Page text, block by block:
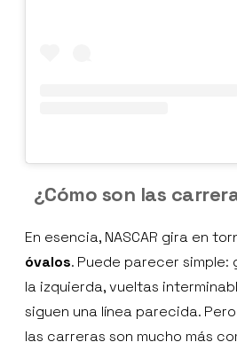
¿Cómo son las
En esencia, NASCAR gira en
óvalos. Puede parecer
la izquierda, vueltas
siguen una línea parecida.
las carreras son mucho más